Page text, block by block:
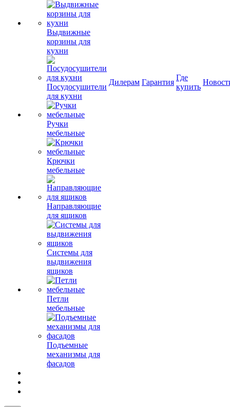
Выдвижные
корзины для
кухни
Посудосушители
для кухни
Ручки
мебельные
Крючки
мебельные
Направляющие
для ящиков
Системы для
выдвижения
ящиков
Петли
мебельные
Подъемные
механизмы для
фасадов
Дилерам Гарантия
Где
купить